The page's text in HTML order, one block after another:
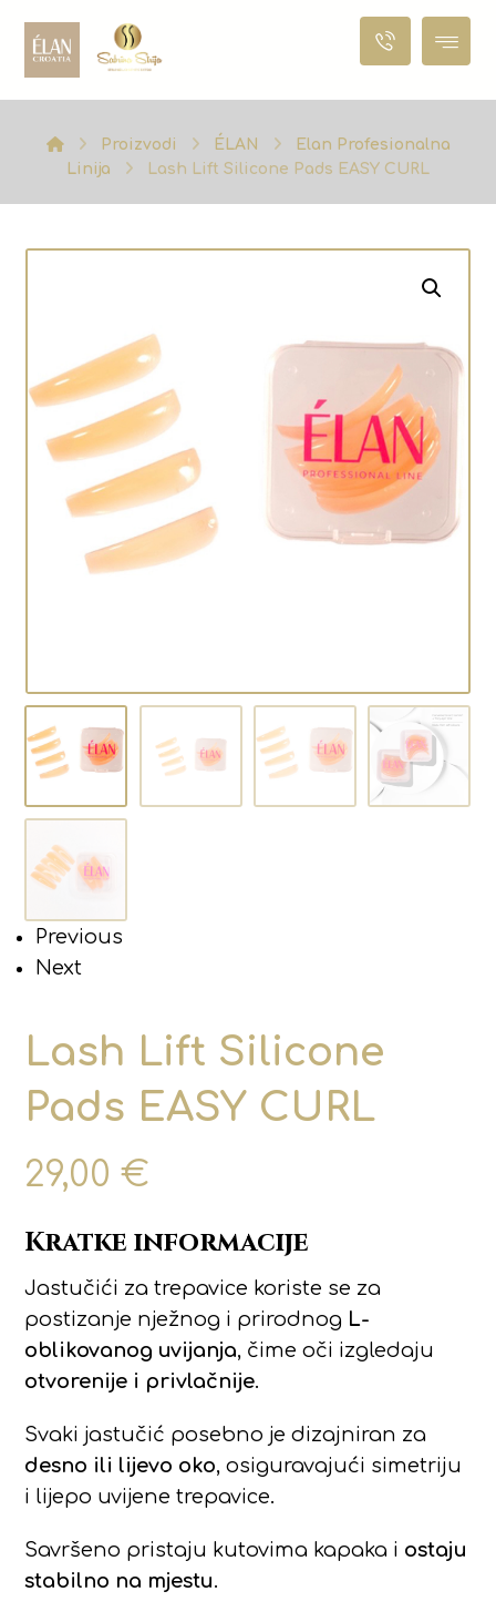
Proizvodi ÉLAN
Elan Profesionalna
Linija
Lash Lift Silicone Pads EASY CURL
Previous
Next
Lash Lift Silicone
Pads EASY CURL
29,00€
Kratke informacije
Jastučići za trepavice koriste se za
postizanje nježnog i prirodnog L-
oblikovanog uvijanja, čime oči izgledaju
otvorenije i privlačnije.
Svaki jastučić posebno je dizajniran za
desno ili lijevo oko, osiguravajući simetriju
i lijepo uvijene trepavice.
Savršeno pristaju kutovima kapaka i ostaju
stabilno na mjestu.